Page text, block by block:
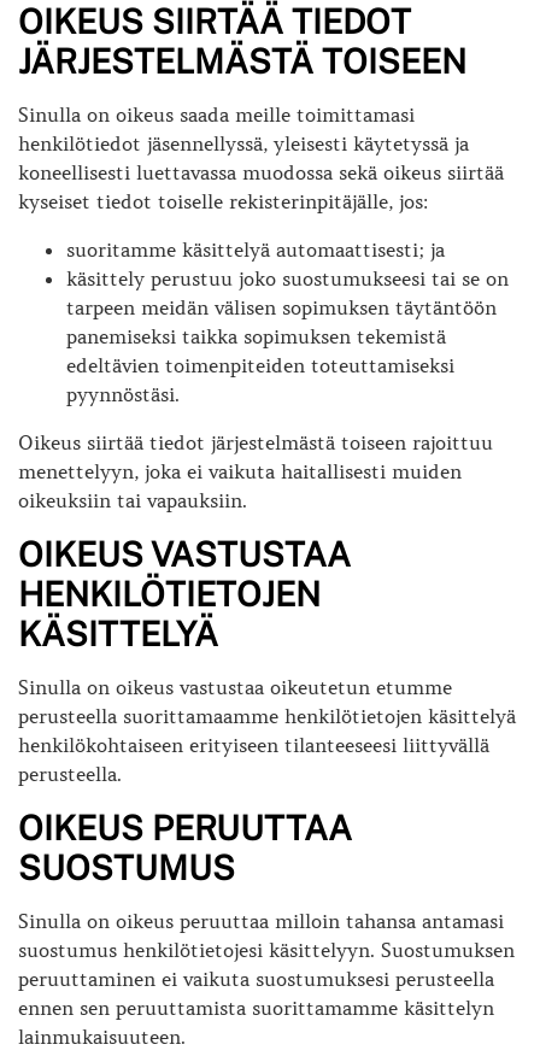
OIKEUS SIIRTÄÄ TIEDOT
JÄRJESTELMÄSTÄ TOISEEN
Sinulla on oikeus saada meille toimittamasi
henkilötiedot jäsennellyssä, yleisesti käytetyssä ja
koneellisesti luettavassa muodossa sekä oikeus siirtää
kyseiset tiedot toiselle rekisterinpitäjälle, jos:
suoritamme käsittelyä automaattisesti; ja
käsittely perustuu joko suostumukseesi tai se on
tarpeen meidän välisen sopimuksen täytäntöön
panemiseksi taikka sopimuksen tekemistä
edeltävien toimenpiteiden toteuttamiseksi
pyynnöstäsi.
Oikeus siirtää tiedot järjestelmästä toiseen rajoittuu
menettelyyn, joka ei vaikuta haitallisesti muiden
oikeuksiin tai vapauksiin.
OIKEUS VASTUSTAA
HENKILÖTIETOJEN
KÄSITTELYÄ
Sinulla on oikeus vastustaa oikeutetun etumme
perusteella suorittamaamme henkilötietojen käsittelyä
henkilökohtaiseen erityiseen tilanteeseesi liittyvällä
perusteella.
OIKEUS PERUUTTAA
SUOSTUMUS
Sinulla on oikeus peruuttaa milloin tahansa antamasi
suostumus henkilötietojesi käsittelyyn. Suostumuksen
peruuttaminen ei vaikuta suostumuksesi perusteella
ennen sen peruuttamista suorittamamme käsittelyn
lainmukaisuuteen.